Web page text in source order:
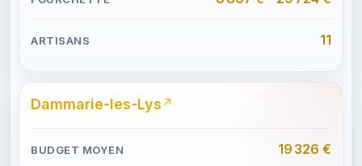
11
Dammarie-les-Lys
19 326 €